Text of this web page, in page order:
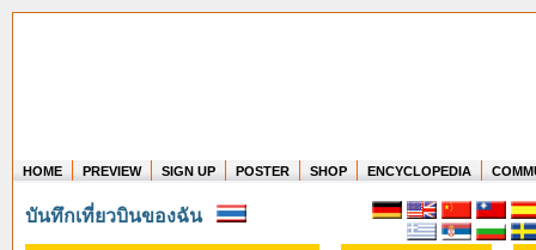
Where in the world have you flown?
How long have you been in the air?
Create your own FlightMemory and see!
HOME PREVIEW SIGN UP POSTER SHOP ENCYCLOPEDIA
บันทึกเที่ยวบินของฉัน